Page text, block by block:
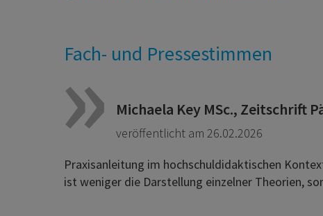
Fach- und Pressestimmen
Michaela Key MSc., Zeitschrift
veröffentlicht am 26.02.2026
Praxisanleitung im hochschuldidaktischen
ist weniger die Darstellung einzelner Theorien,